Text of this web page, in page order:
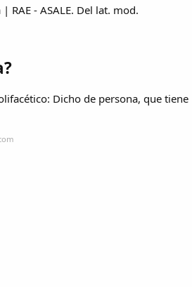
- ASALE. Del lat. mod.
Dicho de persona, que tiene